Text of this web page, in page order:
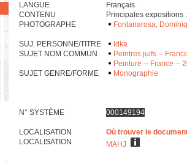
LANGUE
Français.
CONTENU
Principales expositions
PHOTOGRAPHE
Fontanarosa,
SUJ. PERSONNE/TITRE
Idka
SUJET NOM COMMUN
Peintres juifs --
Peinture -- France --
SUJET GENRE/FORME
Monographie
N° SYSTÈME 000149194
LOCALISATION
Où trouver le
LOCALISATION
MAHJ